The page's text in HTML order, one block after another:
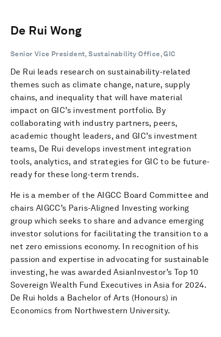
De Rui Wong
Senior Vice President, Sustainability Office, GIC
De Rui leads research on sustainability-related
themes such as climate change, nature, supply
chains, and inequality that will have material
impact on GIC’s investment portfolio. By
collaborating with industry partners, peers,
academic thought leaders, and GIC’s investment
teams, De Rui develops investment integration
tools, analytics, and strategies for GIC to be future-
ready for these long-term trends.
He is a member of the AIGCC Board Committee and
chairs AIGCC’s Paris-Aligned Investing working
group which seeks to share and advance emerging
investor solutions for facilitating the transition to a
net zero emissions economy. In recognition of his
passion and expertise in advocating for sustainable
investing, he was awarded AsianInvestor’s Top 10
Sovereign Wealth Fund Executives in Asia for 2024.
De Rui holds a Bachelor of Arts (Honours) in
Economics from Northwestern University.